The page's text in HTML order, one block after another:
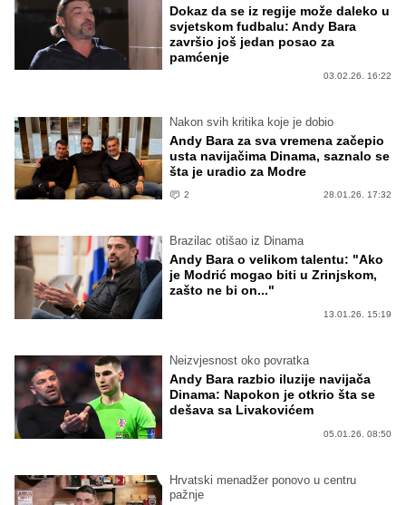
Dokaz da se iz regije može daleko u
svjetskom fudbalu: Andy Bara
završio još jedan posao za
pamćenje
03.02.26. 16:22
Nakon svih kritika koje je dobio
Andy Bara za sva vremena začepio
usta navijačima Dinama, saznalo se
šta je uradio za Modre
2 28.01.26. 17:32
Brazilac otišao iz Dinama
Andy Bara o velikom talentu: "Ako
je Modrić mogao biti u Zrinjskom,
zašto ne bi on..."
13.01.26. 15:19
Neizvjesnost oko povratka
Andy Bara razbio iluzije navijača
Dinama: Napokon je otkrio šta se
dešava sa Livakovićem
05.01.26. 08:50
Hrvatski menadžer ponovo u centru
pažnje